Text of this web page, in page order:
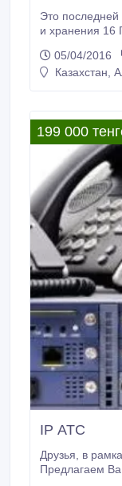
Это последней
и хранения 16
новым и
05/04/2016
Казахстан,
199 000
IP АТС
Друзья, в рамках акций нашей компаний:
Предлагаем